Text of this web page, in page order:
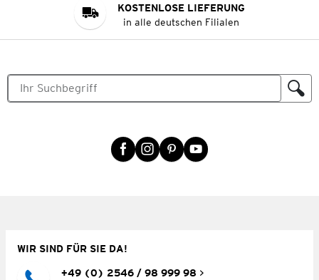
KOSTENLOSE LIEFERUNG
in alle deutschen Filialen
WIR SIND FÜR SIE DA!
+49 (0) 2546 / 98 999 98